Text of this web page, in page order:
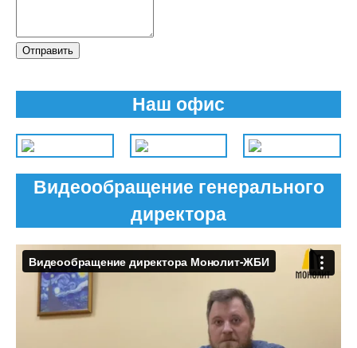
Отправить
Наш офис
Видеообращение генерального
директора